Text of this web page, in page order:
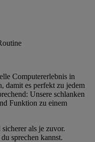
Computererlebnis in
damit es perfekt zu jedem
Unsere schlanken
Funktion zu einem
als je zuvor.
sprechen kannst.